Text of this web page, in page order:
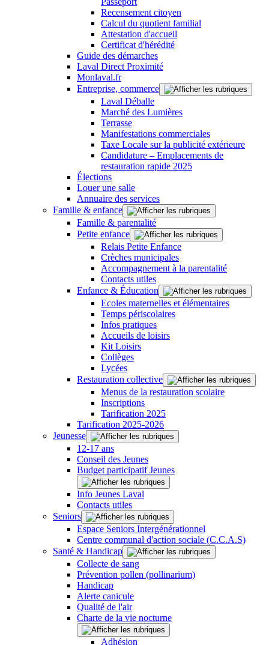
Recensement citoyen
Calcul du quotient familial
Attestation d'accueil
Certificat d'hérédité
Guide des démarches
Laval Direct Proximité
Monlaval.fr
Entreprise, commerce
Laval Déballe
Marché des Lumières
Terrasse
Manifestations commerciales
Taxe Locale sur la publicité extérieure
Candidature – Emplacements de
restauration rapide 2025
Élections
Louer une salle
Annuaire des services
Famille & enfance
Famille & parentalité
Petite enfance
Relais Petite Enfance
Crèches municipales
Accompagnement à la parentalité
Contacts utiles
Enfance & Éducation
Ecoles maternelles et élémentaires
Temps périscolaires
Infos pratiques
Accueils de loisirs
Kit Loisirs
Collèges
Lycées
Restauration collective
Menus de la restauration scolaire
Inscriptions
Tarification 2025
Tarification 2025-2026
Jeunesse
12-17 ans
Conseil des Jeunes
Budget participatif Jeunes
Info Jeunes Laval
Contacts utiles
Seniors
Espace Seniors Intergénérationnel
Centre communal d'action sociale (C.C.A.S)
Santé & Handicap
Collecte de sang
Prévention pollen (pollinarium)
Handicap
Alerte canicule
Qualité de l'air
Charte de la vie nocturne
Adhésion